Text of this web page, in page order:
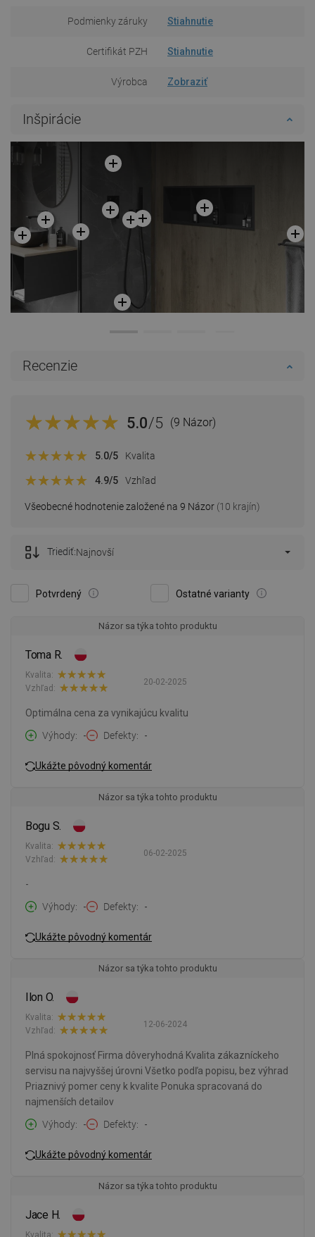
Podmienky záruky Stiahnutie
Certifikát PZH Stiahnutie
Výrobca Zobraziť
Inšpirácie
Recenzie
5.0/5 (9 Názor)
Všeobecné hodnotenie založené na 9 Názor (10 krajín)
5.0/5 Kvalita
4.9/5 Vzhľad
Potvrdený Ostatné varianty
Triediť:Najnovší
Názor sa týka tohto produktu
Toma R.
20-02-2025
Kvalita:
Vzhľad:
Optimálna cena za vynikajúcu kvalitu
Výhody
- Defekty -
Ukážte pôvodný komentár
Názor sa týka tohto produktu
Bogu S.
06-02-2025
Kvalita:
Vzhľad:
-
Výhody
- Defekty -
Ukážte pôvodný komentár
Názor sa týka tohto produktu
Ilon O.
12-06-2024
Kvalita:
Vzhľad:
Plná spokojnosť Firma dôveryhodná Kvalita zákazníckeho
servisu na najvyššej úrovni Všetko podľa popisu, bez výhrad
Priaznivý pomer ceny k kvalite Ponuka spracovaná do
najmenších detailov
Výhody
- Defekty -
Ukážte pôvodný komentár
Názor sa týka tohto produktu
Jace H.
Kvalita: